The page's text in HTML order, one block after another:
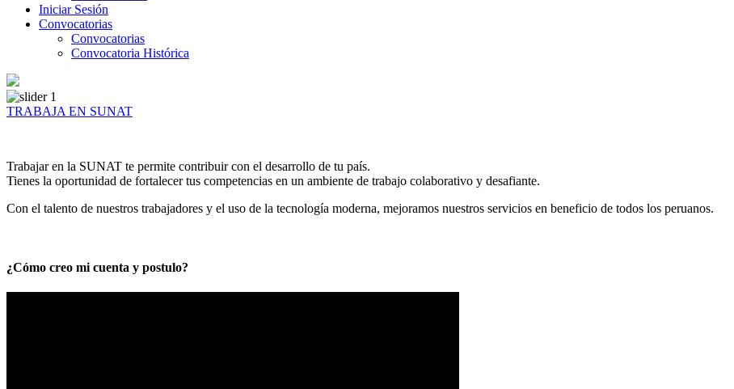
Iniciar Sesión
Convocatorias
Convocatorias
Convocatoria Histórica
TRABAJA EN SUNAT
Trabajar en la SUNAT te permite contribuir con el desarrollo de tu país.
Tienes la oportunidad de fortalecer tus competencias en un ambiente de trabajo colaborativo y desafiante.
Con el talento de nuestros trabajadores y el uso de la tecnología moderna, mejoramos nuestros servicios en beneficio de todos los peruanos.
¿Cómo creo mi cuenta y postulo?